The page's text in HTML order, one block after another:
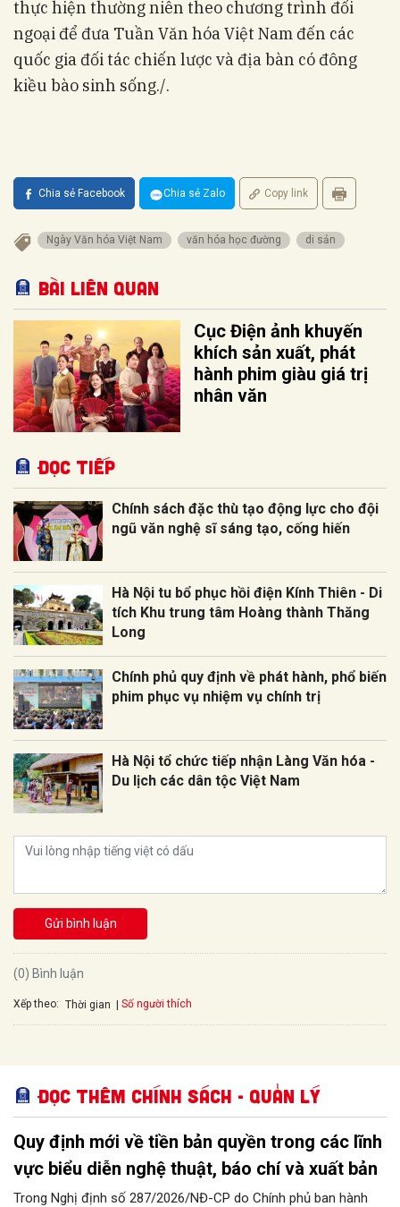
thực hiện thường niên theo chương trình đối
ngoại để đưa Tuần Văn hóa Việt Nam đến các
quốc gia đối tác chiến lược và địa bàn có đông
kiều bào sinh sống./.
Chia sẻ Facebook Chia sẻ Zalo Copy link
Ngày Văn hóa Việt Nam văn hóa học đường di sản
Bài liên quan
Cục Điện ảnh khuyến
khích sản xuất, phát
hành phim giàu giá trị
nhân văn
Đọc tiếp
Chính sách đặc thù tạo động lực cho đội
ngũ văn nghệ sĩ sáng tạo, cống hiến
Hà Nội tu bổ phục hồi điện Kính Thiên - Di
tích Khu trung tâm Hoàng thành Thăng
Long
Chính phủ quy định về phát hành, phổ biến
phim phục vụ nhiệm vụ chính trị
Hà Nội tổ chức tiếp nhận Làng Văn hóa -
Du lịch các dân tộc Việt Nam
Gửi bình luận
(0) Bình luận
Xếp theo: Thời gian Số người thích
Đọc thêm Chính sách - Quản lý
Quy định mới về tiền bản quyền trong các lĩnh
vực biểu diễn nghệ thuật, báo chí và xuất bản
Trong Nghị định số 287/2026/NĐ-CP do Chính phủ ban hành